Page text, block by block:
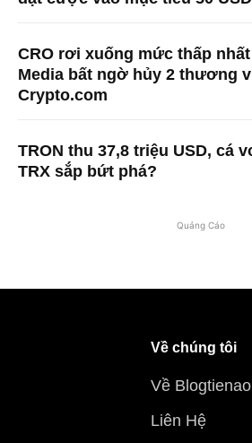
CRO rơi xuống mức thấp
Media bất ngờ hủy 2 thương
Crypto.com
TRON thu 37,8 triệu USD, cá
TRX sắp bứt phá?
Quảng Cáo
Về chúng tôi
Về Blogtienao
Liên Hệ